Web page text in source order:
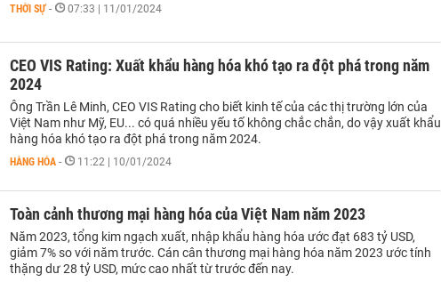
THỜI SỰ - 07:33 | 11/01/2024
CEO VIS Rating: Xuất khẩu hàng hóa khó tạo ra đột phá trong năm
2024
Ông Trần Lê Minh, CEO VIS Rating cho biết kinh tế của các thị trường lớn của
Việt Nam như Mỹ, EU... có quá nhiều yếu tố không chắc chắn, do vậy xuất khẩu
hàng hóa khó tạo ra đột phá trong năm 2024.
HÀNG HÓA - 11:22 | 10/01/2024
Toàn cảnh thương mại hàng hóa của Việt Nam năm 2023
Năm 2023, tổng kim ngạch xuất, nhập khẩu hàng hóa ước đạt 683 tỷ USD,
giảm 7% so với năm trước. Cán cân thương mại hàng hóa năm 2023 ước tính
thặng dư 28 tỷ USD, mức cao nhất từ trước đến nay.